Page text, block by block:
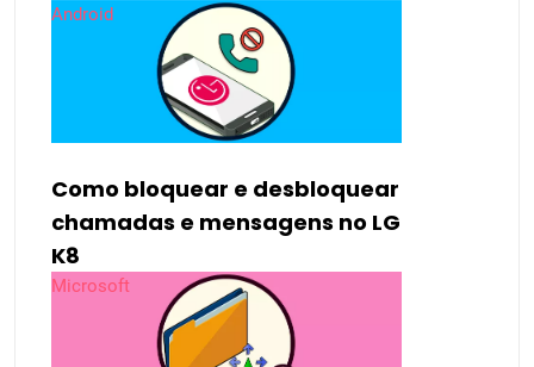
Android
Como bloquear e desbloquear
chamadas e mensagens no LG
K8
Microsoft